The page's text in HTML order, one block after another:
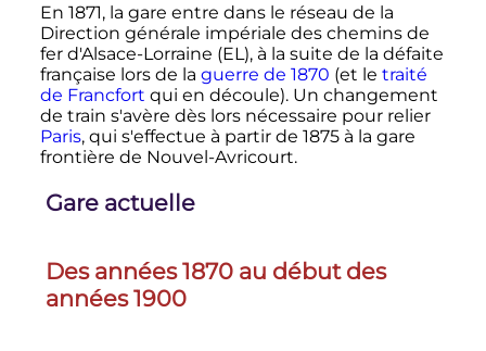
En 1871, la gare entre dans le réseau de la
Direction générale impériale des chemins de
fer d'Alsace-Lorraine (EL), à la suite de la défaite
française lors de la guerre de 1870 (et le traité
de Francfort qui en découle). Un changement
de train s'avère dès lors nécessaire pour relier
Paris, qui s'effectue à partir de 1875 à la gare
frontière de Nouvel-Avricourt.
Gare actuelle
Des années 1870 au début des
années 1900